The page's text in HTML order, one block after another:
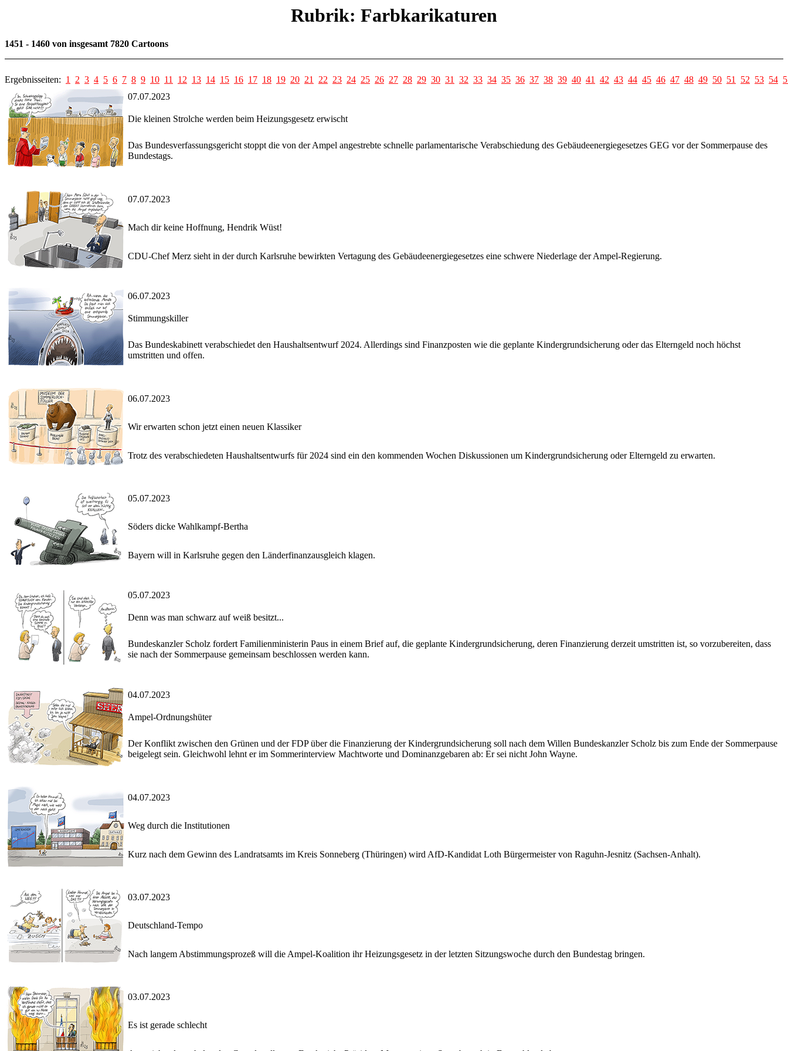
Rubrik: Farbkarikaturen
1451 - 1460 von insgesamt 7820 Cartoons
Ergebnisseiten: 1 2 3 4 5 6 7 8 9 10 11 12 13 14 15 16 17 18 19 20 21 22 23 24 25 26 27 28 29 30 31 32 33 34 35 36 37 38 39 40 41 42 43 44 45 46 47 48 49 50 51 52 53 54
07.07.2023
Die kleinen Strolche werden beim Heizungsgesetz erwischt
Das Bundesverfassungsgericht stoppt die von der Ampel angestrebte schnelle parlamentarische Verabschiedung des Gebäudeenergiegesetzes GEG vor der Sommerpause des
Bundestags.
07.07.2023
Mach dir keine Hoffnung, Hendrik Wüst!
CDU-Chef Merz sieht in der durch Karlsruhe bewirkten Vertagung des Gebäudeenergiegesetzes eine schwere Niederlage der Ampel-Regierung.
06.07.2023
Stimmungskiller
Das Bundeskabinett verabschiedet den Haushaltsentwurf 2024. Allerdings sind Finanzposten wie die geplante Kindergrundsicherung oder das Elterngeld noch höchst
umstritten und offen.
06.07.2023
Wir erwarten schon jetzt einen neuen Klassiker
Trotz des verabschiedeten Haushaltsentwurfs für 2024 sind ein den kommenden Wochen Diskussionen um Kindergrundsicherung oder Elterngeld zu erwarten.
05.07.2023
Söders dicke Wahlkampf-Bertha
Bayern will in Karlsruhe gegen den Länderfinanzausgleich klagen.
05.07.2023
Denn was man schwarz auf weiß besitzt...
Bundeskanzler Scholz fordert Familienministerin Paus in einem Brief auf, die geplante Kindergrundsicherung, deren Finanzierung derzeit umstritten ist, so vorzubereiten, dass
sie nach der Sommerpause gemeinsam beschlossen werden kann.
04.07.2023
Ampel-Ordnungshüter
Der Konflikt zwischen den Grünen und der FDP über die Finanzierung der Kindergrundsicherung soll nach dem Willen Bundeskanzler Scholz bis zum Ende der Sommerpause
beigelegt sein. Gleichwohl lehnt er im Sommerinterview Machtworte und Dominanzgebaren ab: Er sei nicht John Wayne.
04.07.2023
Weg durch die Institutionen
Kurz nach dem Gewinn des Landratsamts im Kreis Sonneberg (Thüringen) wird AfD-Kandidat Loth Bürgermeister von Raguhn-Jesnitz (Sachsen-Anhalt).
03.07.2023
Deutschland-Tempo
Nach langem Abstimmungsprozeß will die Ampel-Koalition ihr Heizungsgesetz in der letzten Sitzungswoche durch den Bundestag bringen.
03.07.2023
Es ist gerade schlecht